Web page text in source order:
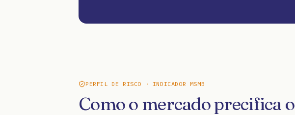
PERFIL DE RISCO · INDICADOR MSMB
Como o mercado precifica o